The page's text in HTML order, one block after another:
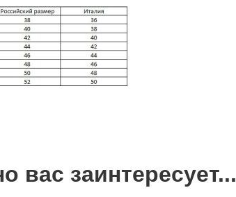
вас заинтересует...